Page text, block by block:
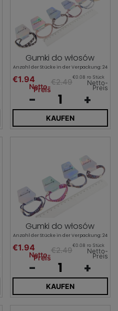
Gumki do włosów
Anzahl der Stücke in der Verpackung: 24
€1.94
Netto-
Preis
€2.49€0.08 ro Stück
Netto-
Preis
- +
KAUFEN
Gumki do włosów
Anzahl der Stücke in der Verpackung: 24
€1.94
Netto-
Preis
€2.49€0.08 ro Stück
Netto-
Preis
- +
KAUFEN